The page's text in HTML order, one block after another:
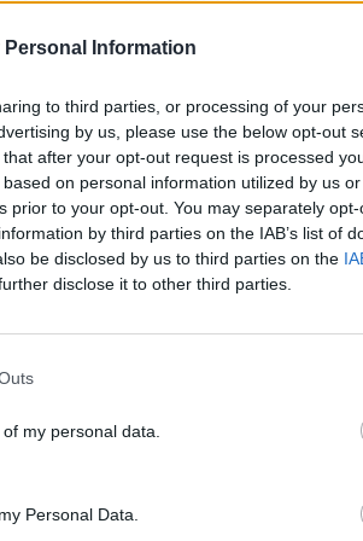
Personal Information
to third parties, or processing of your
by us, please use the below opt-out
after your opt-out request is processed
on personal information utilized by us
prior to your opt-out. You may separately
by third parties on the IAB’s list of
be disclosed by us to third parties on the
disclose it to other third parties.
my personal data.
Personal Data.
forte diminuzione delle
con il Core tier 1 che
trimestre su trimestre
positivo dell'utile
modesta
che hanno più che
per dividendi. Per
sul piano industriale
ma abbiamo
Quel che è
- e accetteranno il
chiarito, verranno
banca e la cordata
Giuliani a Come States?
Meloni e la strategia